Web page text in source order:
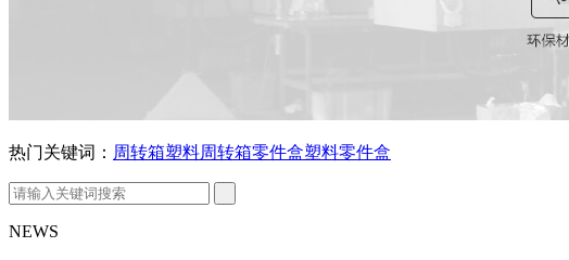
热门关键词： 周转箱塑料周转箱零件盒塑料零件盒
NEWS